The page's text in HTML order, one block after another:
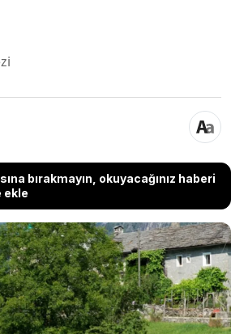
bırakmayın, okuyacağınız haberi
ekle
Albinen köyü, nüfusunu artırmak
ağzını açtı. Belirli şartları yerine
70 bin İsviçre Frangı'nı